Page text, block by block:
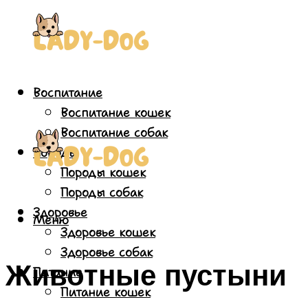
Воспитание
Воспитание кошек
Воспитание собак
Породы
Породы кошек
Породы собак
Здоровье
Здоровье кошек
Здоровье собак
Питание
Питание кошек
Меню
Животные пустыни